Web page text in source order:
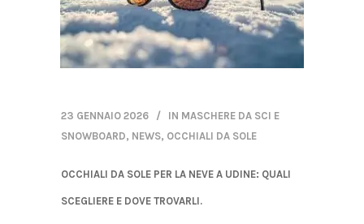
23 GENNAIO 2026 IN MASCHERE DA SCI E
SNOWBOARD, NEWS, OCCHIALI DA SOLE
OCCHIALI DA SOLE PER LA NEVE A UDINE: QUALI
SCEGLIERE E DOVE TROVARLI.